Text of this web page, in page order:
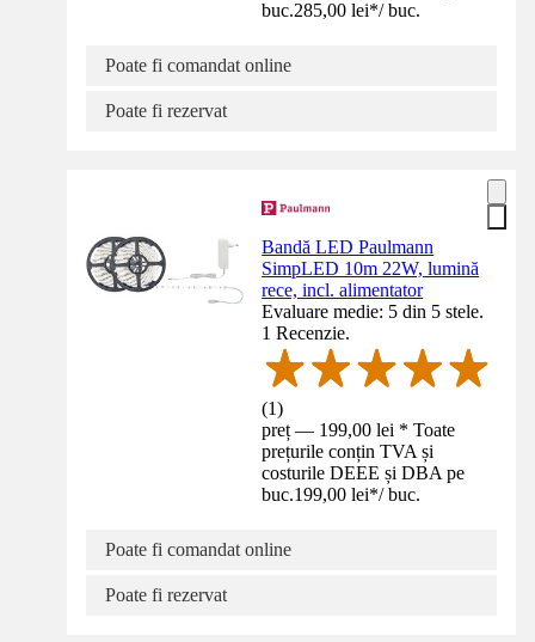
buc.285,00 lei*/ buc.
Poate fi comandat online
Poate fi rezervat
Bandă LED Paulmann
SimpLED 10m 22W, lumină
rece, incl. alimentator
Evaluare medie: 5 din 5 stele.
1 Recenzie.
(1)
preț — 199,00 lei * Toate
prețurile conțin TVA și
costurile DEEE și DBA pe
buc.199,00 lei*/ buc.
Poate fi comandat online
Poate fi rezervat